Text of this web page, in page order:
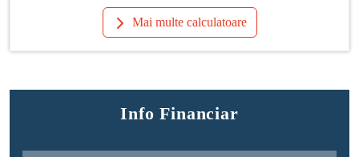
Mai multe calculatoare
Info Financiar